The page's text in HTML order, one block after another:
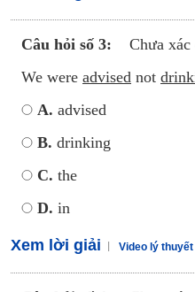
Câu hỏi số 3:
Chưa xác
We were advised not
A. advised
B. drinking
C. the
D. in
Xem lời giải Video lý thuyết